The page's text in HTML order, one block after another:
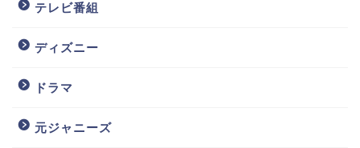
テレビ番組
ディズニー
ドラマ
元ジャニーズ